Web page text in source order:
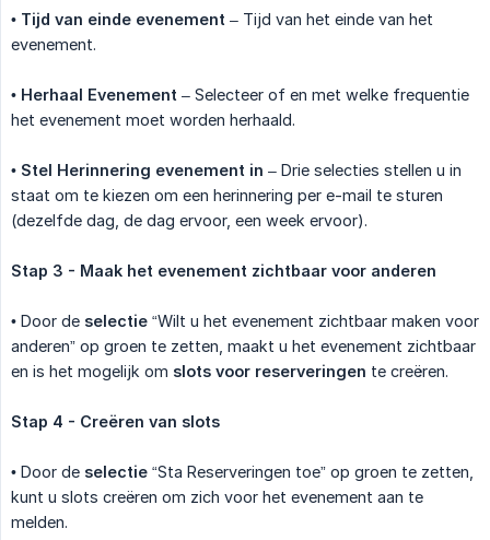
• Tijd van einde evenement – Tijd van het einde van het
evenement.
• Herhaal Evenement – Selecteer of en met welke frequentie
het evenement moet worden herhaald.
• Stel Herinnering evenement in – Drie selecties stellen u in
staat om te kiezen om een herinnering per e-mail te sturen
(dezelfde dag, de dag ervoor, een week ervoor).
Stap 3 - Maak het evenement zichtbaar voor anderen
• Door de selectie “Wilt u het evenement zichtbaar maken voor
anderen” op groen te zetten, maakt u het evenement zichtbaar
en is het mogelijk om slots voor reserveringen te creëren.
Stap 4 - Creëren van slots
• Door de selectie “Sta Reserveringen toe” op groen te zetten,
kunt u slots creëren om zich voor het evenement aan te
melden.